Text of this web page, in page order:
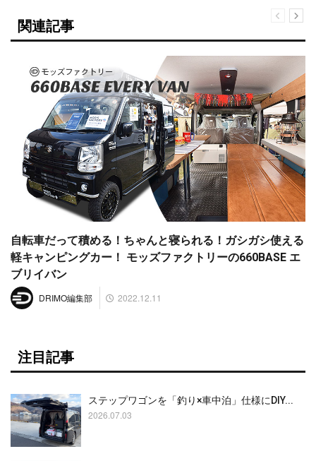
関連記事
自転車だって積める！ちゃんと寝られる！ガシガシ使える
軽キャンピングカー！ モッズファクトリーの660BASE エ
ブリイバン
DRIMO編集部 2022.12.11
注目記事
ステップワゴンを「釣り×車中泊」仕様にDIY...
2026.07.03